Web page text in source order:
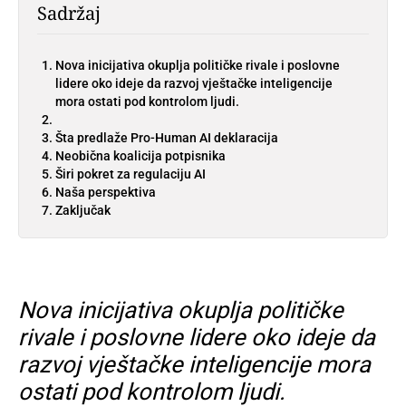
Sadržaj
Nova inicijativa okuplja političke rivale i poslovne
lidere oko ideje da razvoj vještačke inteligencije
mora ostati pod kontrolom ljudi.
Šta predlaže Pro-Human AI deklaracija
Neobična koalicija potpisnika
Širi pokret za regulaciju AI
Naša perspektiva
Zaključak
Nova inicijativa okuplja političke
rivale i poslovne lidere oko ideje da
razvoj vještačke inteligencije mora
ostati pod kontrolom ljudi.